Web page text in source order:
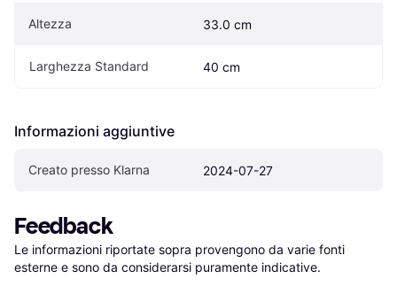
Altezza 33.0 cm
Larghezza Standard 40 cm
Informazioni aggiuntive
Creato presso Klarna 2024-07-27
Feedback
Le informazioni riportate sopra provengono da varie fonti
esterne e sono da considerarsi puramente indicative.